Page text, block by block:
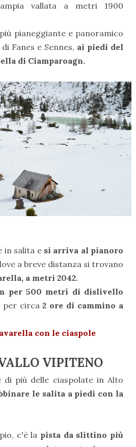
vallata a metri 1900
pianeggiante e panoramico
Fanes e Sennes, ai piedi del
di Ciamparoagn.
in salita e si arriva al pianoro
a breve distanza si trovano
a metri 2042.
per 500 metri di dislivello
per circa2 ore di cammino a
con le ciaspole
VIPITENO
di più delle ciaspolate in Alto
le salita a piedi con la
c'è la pista da slittino più